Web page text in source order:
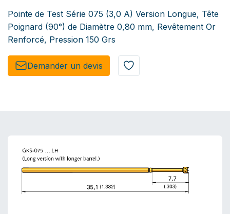
Pointe de Test Série 075 (3,0 A) Version Longue, Tête
Poignard (90°) de Diamètre 0,80 mm, Revêtement Or
Renforcé, Pression 150 Grs
Demander un de​​vis​​